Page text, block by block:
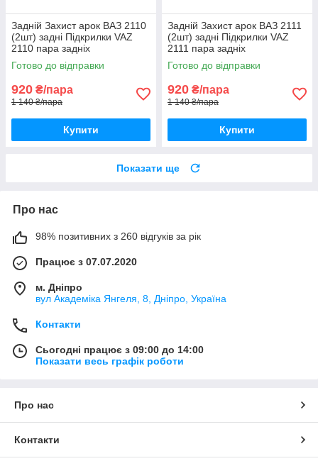
Задній Захист арок ВАЗ 2110
(2шт) задні Підкрилки VAZ
2110 пара задніх
Готово до відправки
920 ₴/пара
1 140 ₴/пара
Купити
Задній Захист арок ВАЗ 2111
(2шт) задні Підкрилки VAZ
2111 пара задніх
Готово до відправки
920 ₴/пара
1 140 ₴/пара
Купити
Показати ще
Про нас
98% позитивних з 260 відгуків за рік
Працює з 07.07.2020
м. Дніпро
вул Академіка Янгеля, 8, Дніпро, Україна
Контакти
Сьогодні працює з 09:00 до 14:00
Показати весь графік роботи
Про нас
Контакти